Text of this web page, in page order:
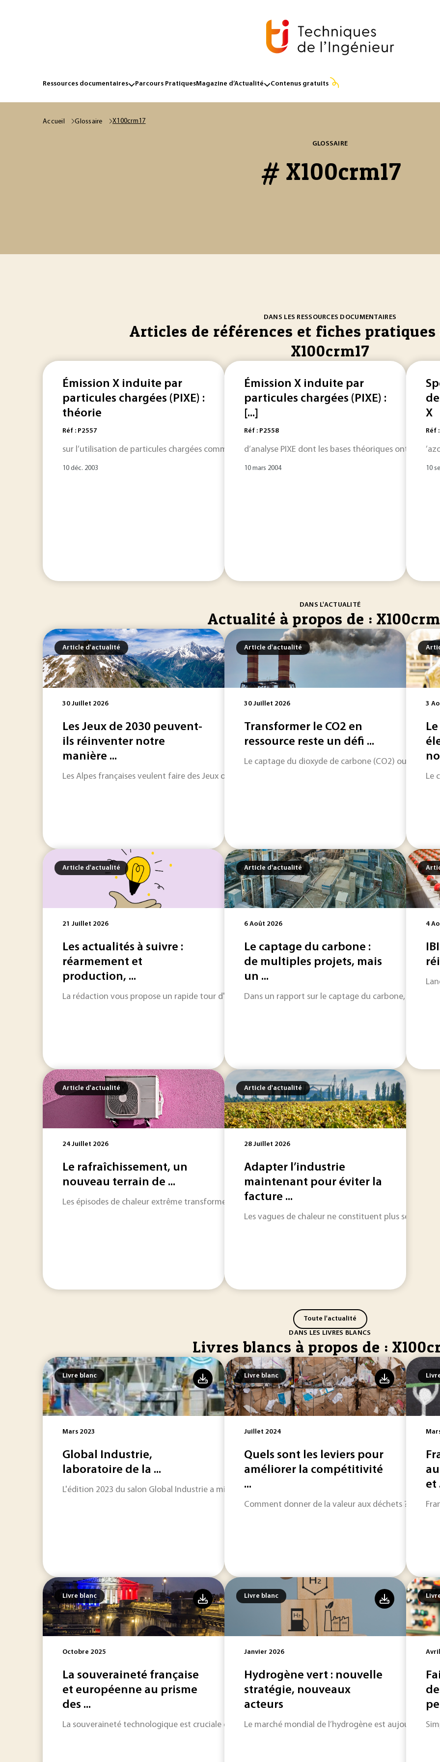
Ressources documentaires Parcours PratiquesMagazine d’Actualité Contenus gratuits
Accueil Glossaire X100crm17
GLOSSAIRE
# X100crm17
DANS LES RESSOURCES DOCUMENTAIRES
Articles de références et fiches pratiques
X100crm17
Émission X induite par
particules chargées (PIXE) :
théorie
Réf : P2557
sur l’utilisation de particules chargées comme projectiles pour induire l’émission de fluorescence ...
10 déc. 2003
Émission X induite par
particules chargées (PIXE) :
[...]
Réf : P2558
d’analyse PIXE dont les bases théoriques ont été
10 mars 2004
X
Réf
10
DANS L'ACTUALITÉ
Actualité à propos de :
Article d'actualité
30 Juillet 2026
Les Jeux de 2030 peuvent-
ils réinventer notre
manière ...
Les Alpes françaises veulent faire des Jeux olympiques et paralympiques d’hiver de 2030 un
Article d'actualité
30 Juillet 2026
Transformer le CO2 en
ressource reste un défi ...
Le captage du dioxyde de carbone (CO2) ouvre
3
Le
Article d'actualité
21 Juillet 2026
Les actualités à suivre :
réarmement et
production, ...
La rédaction vous propose un rapide tour d'horizon sur les informations qui feront l'actualité
Article d'actualité
6 Août 2026
Le captage du carbone :
de multiples projets, mais
un ...
Dans un rapport sur le captage du carbone,
4
Article d'actualité
24 Juillet 2026
Le rafraîchissement, un
nouveau terrain de ...
Les épisodes de chaleur extrême transforment progressivement la climatisation et la production de
Article d'actualité
28 Juillet 2026
Adapter l’industrie
maintenant pour éviter la
facture ...
Les vagues de chaleur ne constituent plus
Toute l'actualité
DANS LES LIVRES BLANCS
Livres blancs à propos de :
Livre blanc
Mars 2023
Global Industrie,
laboratoire de la ...
L'édition 2023 du salon Global Industrie a mis en avant les compétences industrielles made in France.
Livre blanc
Juillet 2024
Quels sont les leviers pour
améliorer la compétitivité
...
Comment donner de la valeur aux déchets ?
et
Livre blanc
Octobre 2025
La souveraineté française
et européenne au prisme
des ...
La souveraineté technologique est cruciale dans un monde de plus en plus instable.
Livre blanc
Janvier 2026
Hydrogène vert : nouvelle
stratégie, nouveaux
acteurs
Le marché mondial de l’hydrogène est aujourd’hui